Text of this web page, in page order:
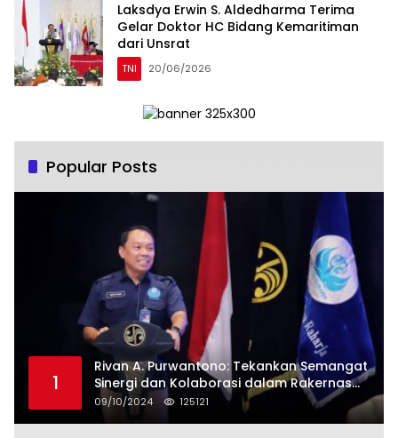
Laksdya Erwin S. Aldedharma Terima
Gelar Doktor HC Bidang Kemaritiman
dari Unsrat
TNI 20/06/2026
Popular Posts
1
Rivan A. Purwantono: Tekankan Semangat
Sinergi dan Kolaborasi dalam Rakernas
Serikat Pekerja Jasa Raharja
09/10/2024 125121